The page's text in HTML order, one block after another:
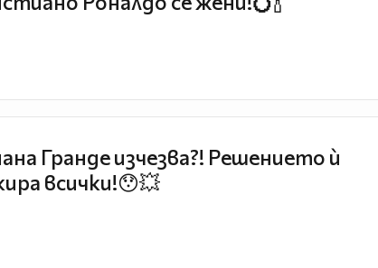
Гранде изчезва?! Решението ѝ
всички!😯💥